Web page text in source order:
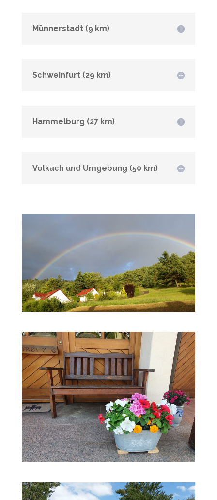
Münnerstadt (9 km)
Schweinfurt (29 km)
Hammelburg (27 km)
Volkach und Umgebung (50 km)